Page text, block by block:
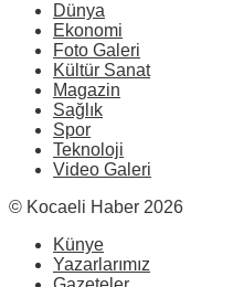
Dünya
Ekonomi
Foto Galeri
Kültür Sanat
Magazin
Sağlık
Spor
Teknoloji
Video Galeri
© Kocaeli Haber 2026
Künye
Yazarlarımız